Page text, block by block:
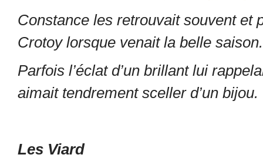
Constance les retrouvait souvent et
Crotoy lorsque venait la belle saison.
Parfois l’éclat d’un brillant lui
aimait tendrement sceller d’un bijou.
Les Viard